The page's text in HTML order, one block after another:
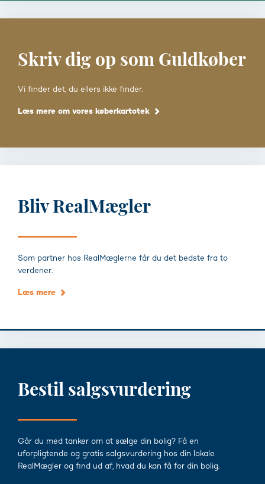
Skriv dig op som Guldkøber
Vi finder det, du ellers ikke finder.
Læs mere om vores køberkartotek
Bliv RealMægler
Som partner hos RealMæglerne får du det bedste fra to
verdener.
Læs mere
Bestil salgsvurdering
Går du med tanker om at sælge din bolig? Få en
uforpligtende og gratis salgsvurdering hos din lokale
RealMægler og find ud af, hvad du kan få for din bolig.